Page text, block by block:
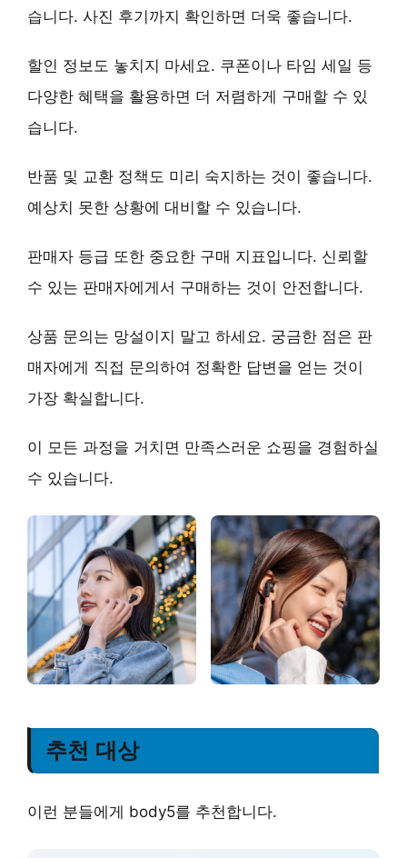
습니다. 사진 후기까지 확인하면 더욱 좋습니다.
할인 정보 도 놓치지 마세요. 쿠폰이나 타임 세일 등
다양한 혜택을 활용하면 더 저렴하게 구매할 수 있
습니다.
반품 및 교환 정책 도 미리 숙지하는 것이 좋습니다.
예상치 못한 상황에 대비할 수 있습니다.
판매자 등급 또한 중요한 구매 지표입니다. 신뢰할
수 있는 판매자에게서 구매하는 것이 안전합니다.
상품 문의는 망설이지 말고 하세요. 궁금한 점은 판
매자에게 직접 문의하여 정확한 답변을 얻는 것이
가장 확실합니다.
이 모든 과정을 거치면 만족스러운 쇼핑을 경험하실
수 있습니다.
추천 대상
이런 분들에게 body5를 추천합니다.